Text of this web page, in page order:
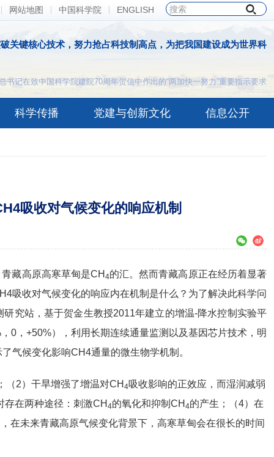
网站地图 中国科学院 ENGLISH
关键核心技术，努力抢占科技制高点，为把我国建设成为世界科
记在致中国科学院建院70周年贺信中作出的“两加快一努力”重要指示要求
科学传播 党建与创新文化 信息公开
吸收对气候变化的响应机制
藏高原高寒草甸是CH 4的汇。然而青藏高原正在经历着显著
吸收对气候变化的响应内在机制是什么？为了解决此科学问
究站，基于贺金生教授2011年建立的增温-降水控制实验平
，+50%），利用长期连续通量监测以及基因芯片技术，明
气候变化影响CH4通量的微生物学机制。
（2）干旱增强了增温对CH 4吸收影响的正效应，而湿润减弱
存在两种途径：刺激CH 4的氧化和抑制CH 4的产生；（4）在
在未来青藏高原气候变化背景下，高寒草甸会在很长的时间